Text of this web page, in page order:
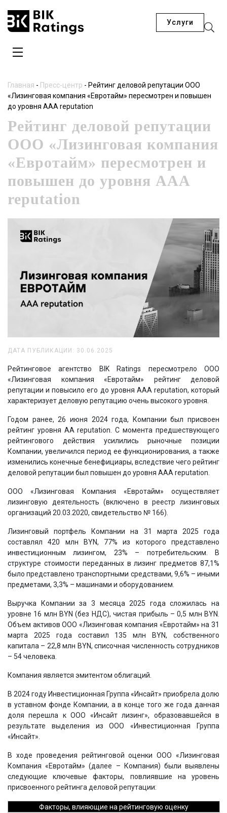
Услуги
Главная - Пресс-центр - Рейтинг деловой репутации ООО
«Лизинговая компания «Евротайм» пересмотрен и повышен
до уровня AAA reputation
Рейтинг деловой репутации
ООО «Лизинговая компания
«Евротайм» пересмотрен и
повышен до уровня AAA
reputation
ДАТА ПУБЛИКАЦИИ: 30.06.2025
Рейтинговое агентство BIK Ratings пересмотрело ООО
«Лизинговая компания «Евротайм» рейтинг деловой
репутации и повысило его до уровня AAA reputation, который
характеризует деловую репутацию очень высокого уровня.
Годом ранее, 26 июня 2024 года, Компании был присвоен
рейтинг уровня AA reputation. С момента предшествующего
рейтингового действия усилились рыночные позиции
Компании, увеличился период ее функционирования, а также
изменились конечные бенефициары, вследствие чего рейтинг
деловой репутации был повышен до уровня AAA reputation.
ООО «Лизинговая Компания «Евротайм» осуществляет
лизинговую деятельность (включено в реестр лизинговых
организаций 20.03.2020, свидетельство № 166).
Лизинговый портфель Компании на 31 марта 2025 года
составлял 420 млн BYN, 77% из которого представлено
инвестиционным лизингом, 23% – потребительским. В
структуре стоимости переданных в лизинг предметов 87,1%
было представлено транспортными средствами, 9,6% – иными
предметами, 3,3% – машинами и оборудованием.
Выручка Компании за 3 месяца 2025 года сложилась на
уровне 16 млн BYN (без НДС), чистая прибыль – 0,5 млн BYN.
Объем активов ООО «Лизинговая компания «Евротайм» на 31
марта 2025 года составил 135 млн BYN, собственного
капитала – 22,8 млн BYN, списочная численность сотрудников
– 54 человека.
Компания является эмитентом облигаций.
В 2024 году Инвестиционная Группа «Инсайт» приобрела долю
в уставном фонде Компании, а в конце того же года данная
доля перешла к ООО «Инсайт лизинг», образовавшейся в
результате выделения из ООО «Инвестиционная Группа
«Инсайт».
В ходе проведения рейтинговой оценки ООО «Лизинговая
Компания «Евротайм» (далее – Компания) были выявлены
следующие ключевые факторы, повлиявшие на уровень
присвоенного рейтинга деловой репутации:
Факторы, влияющие на рейтинговую оценку